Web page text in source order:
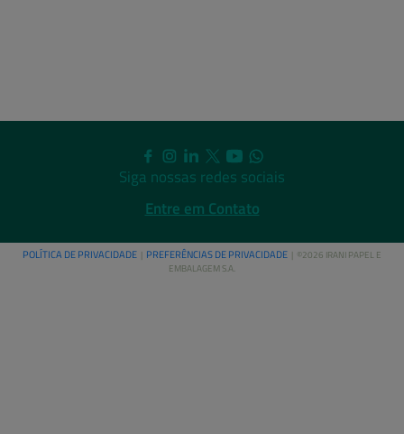
Siga nossas redes sociais
Entre em Contato
POLÍTICA DE PRIVACIDADE | PREFERÊNCIAS DE PRIVACIDADE | ©2026 IRANI PAPEL E
EMBALAGEM S.A.